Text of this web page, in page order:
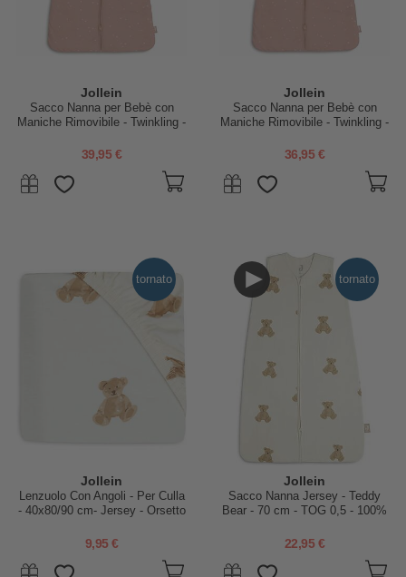
Jollein
Sacco Nanna per Bebè con
Maniche Rimovibile - Twinkling -
Cotone
39,95 €
Jollein
Sacco Nanna per Bebè con
Maniche Rimovibile - Twinkling -
36,95 €
tornato
Jollein
Lenzuolo Con Angoli - Per Culla
- 40x80/90 cm- Jersey - Orsetto
9,95 €
tornato
Jollein
Sacco Nanna Jersey - Teddy
Bear - 70 cm - TOG 0,5 - 100%
22,95 €